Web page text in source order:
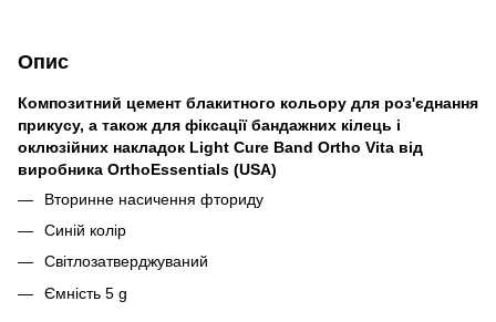
Опис
Композитний цемент блакитного кольору для роз'єднання
прикусу, а також для фіксації бандажних кілець і
оклюзійних накладок Light Cure Band Ortho Vita від
виробника OrthoEssentials (USA)
Вторинне насичення фториду
Синій колір
Світлозатверджуваний
Ємність 5 g